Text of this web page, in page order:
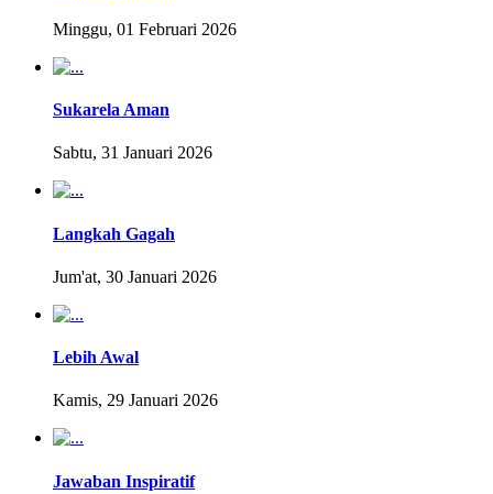
Minggu, 01 Februari 2026
Sukarela Aman
Sabtu, 31 Januari 2026
Langkah Gagah
Jum'at, 30 Januari 2026
Lebih Awal
Kamis, 29 Januari 2026
Jawaban Inspiratif